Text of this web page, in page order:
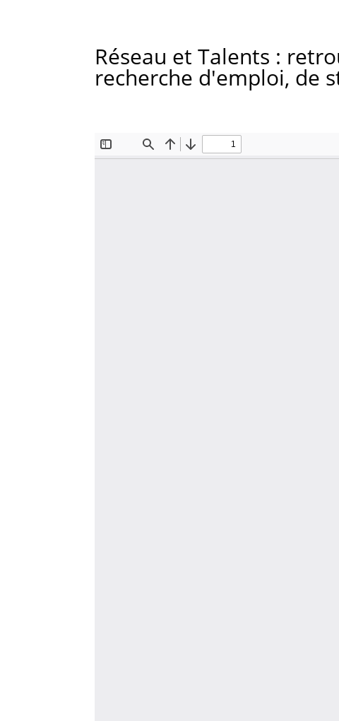
Réseau et Talents :
recherche d'emploi, de